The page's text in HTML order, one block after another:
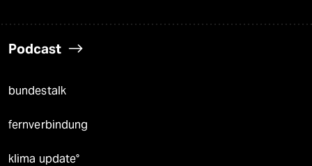
Podcast
bundestalk
fernverbindung
klima update°